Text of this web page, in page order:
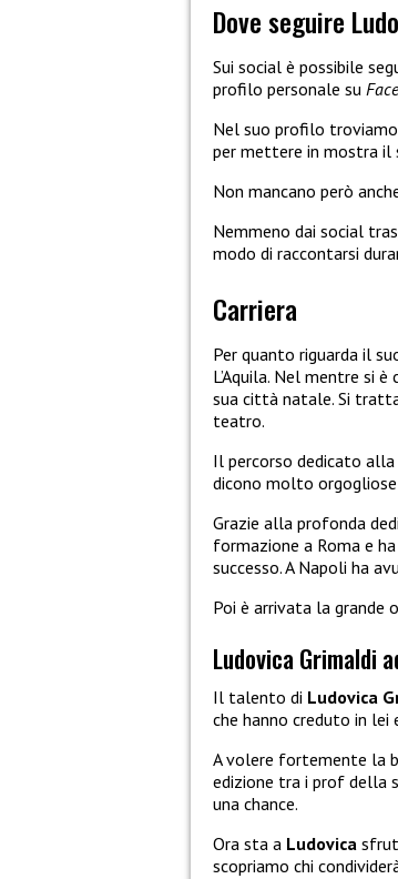
Dove seguire
Sui social è possibile
profilo personale su
Nel suo profilo
per mettere in mostra il
Non mancano però
Nemmeno dai social
modo di raccontarsi
Carriera
Per quanto riguarda il
L’Aquila. Nel mentre si
sua città natale. Si
teatro.
Il percorso dedicato
dicono molto
Grazie alla profonda
formazione a Roma e
successo. A Napoli ha
Poi è arrivata la grande
Ludovica Grimaldi
Il talento di Ludovica
che hanno creduto in lei
A volere fortemente la
edizione tra i prof della
una chance.
Ora sta a Ludovica
scopriamo chi